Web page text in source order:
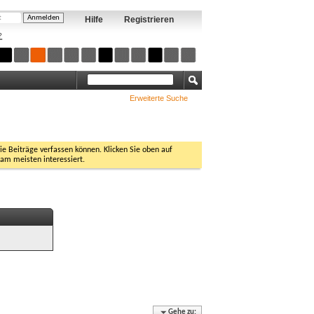
Registrieren
Hilfe
Erweiterte Suche
Beiträge verfassen können. Klicken Sie oben auf
am meisten interessiert.
Gehe zu: